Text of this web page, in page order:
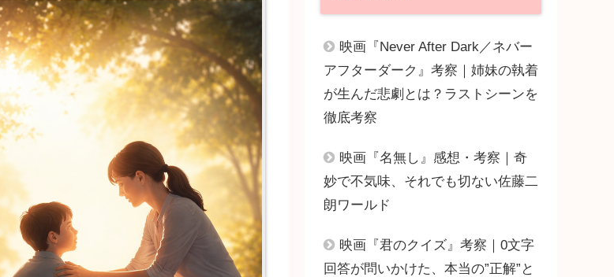
映画『Never After Dark／ネバー
アフターダーク』考察｜姉妹の執着
が生んだ悲劇とは？ラストシーンを
徹底考察
映画『名無し』感想・考察｜奇
妙で不気味、それでも切ない佐藤二
朗ワールド
映画『君のクイズ』考察｜0文字
回答が問いかけた、本当の”正解”と